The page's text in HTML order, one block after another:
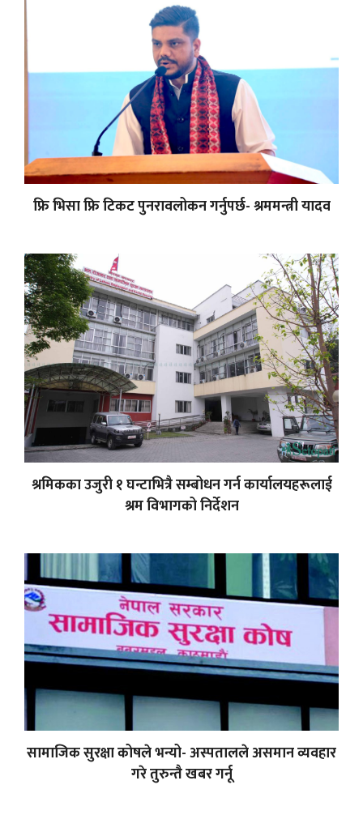
फ्रि भिसा फ्रि टिकट पुनरावलोकन गर्नुपर्छ- श्रममन्त्री यादव
श्रमिकका उजुरी १ घन्टाभित्रै सम्बोधन गर्न कार्यालयहरूलाई
श्रम विभागको निर्देशन
सामाजिक सुरक्षा कोषले भन्यो- अस्पतालले असमान व्यवहार
गरे तुरुन्तै खबर गर्नू